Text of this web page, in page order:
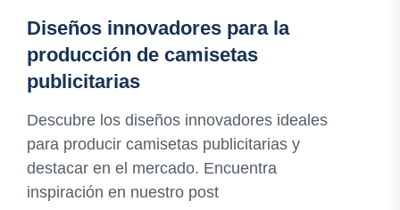
Diseños innovadores para la
producción de camisetas
publicitarias
Descubre los diseños innovadores ideales
para producir camisetas publicitarias y
destacar en el mercado. Encuentra
inspiración en nuestro post